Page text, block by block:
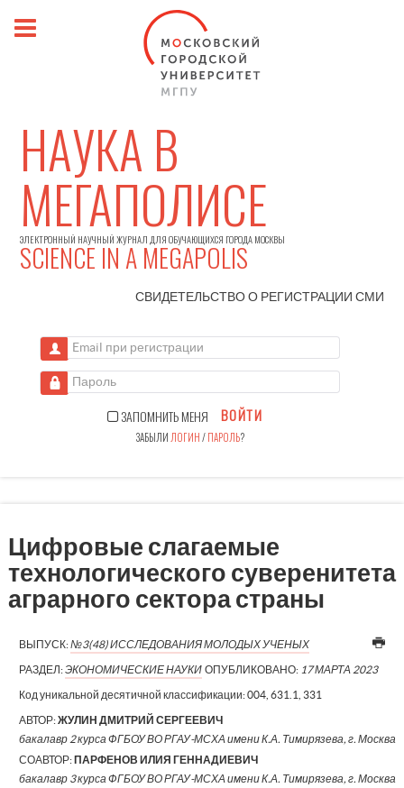
НАУКА В
МЕГАПОЛИСЕ
ЭЛЕКТРОННЫЙ НАУЧНЫЙ ЖУРНАЛ ДЛЯ ОБУЧАЮЩИХСЯ ГОРОДА МОСКВЫ
SCIENCE IN A MEGAPOLIS
СВИДЕТЕЛЬСТВО О РЕГИСТРАЦИИСМИ
Email при регистрации
Пароль
ЗАПОМНИТЬ МЕНЯ ВОЙТИ
ЗАБЫЛИ ЛОГИН/ПАРОЛЬ?
Цифровые слагаемые
технологического суверенитета
аграрного сектора страны
ВЫПУСК:№3(48) ИССЛЕДОВАНИЯ МОЛОДЫХ УЧЕНЫХ
РАЗДЕЛ:ЭКОНОМИЧЕСКИЕ НАУКИ ОПУБЛИКОВАНО: 17 МАРТА 2023
Код уникальной десятичной классификации:004, 631.1, 331
АВТОР:ЖУЛИН ДМИТРИЙ СЕРГЕЕВИЧ
бакалавр 2 курса ФГБОУ ВО РГАУ-МСХА имени К.А. Тимирязева, г. Москва
СОАВТОР:ПАРФЕНОВ ИЛИЯ ГЕННАДИЕВИЧ
бакалавр 3 курса ФГБОУ ВО РГАУ-МСХА имени К.А. Тимирязева, г. Москва